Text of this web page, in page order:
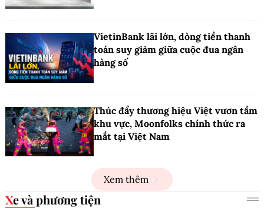
VietinBank lãi lớn, dòng tiền thanh
toán suy giảm giữa cuộc đua ngân
hàng số
Thúc đẩy thương hiệu Việt vươn tầm
khu vực, Moonfolks chính thức ra
mắt tại Việt Nam
Xem thêm
Xe và phương tiện